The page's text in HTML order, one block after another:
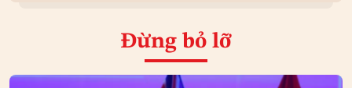
Đừng bỏ lỡ